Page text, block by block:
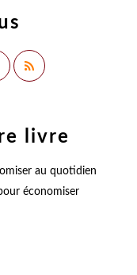
livre
économiser